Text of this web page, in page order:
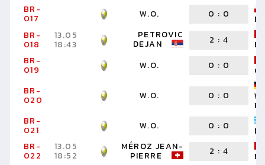
BR-
017 W.O. 0 : 0
BR-
018
13.05
18:43
PETROVIC
DEJAN 2 : 4
BR-
019 W.O. 0 : 0
BR-
020 W.O. 0 : 0
BR-
021 W.O. 0 : 0
BR-
022
13.05
18:52
MÉROZ JEAN-
PIERRE 2 : 4